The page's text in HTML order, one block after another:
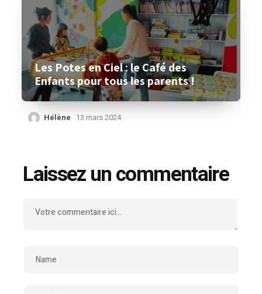
Les Potes en Ciel : le Café des
Enfants pour tous les parents !
Hélène 13 mars 2024
Laissez un commentaire